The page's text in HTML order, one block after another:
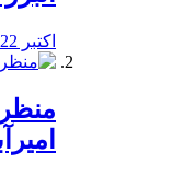
اکتبر 22, 2019